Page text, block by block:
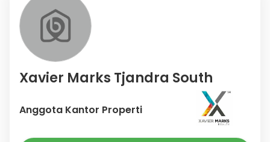
Xavier Marks Tjandra South
Anggota Kantor Properti